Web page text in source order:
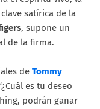
satírica de la
, supone un
de la firma.
de Tommy
es tu deseo
podrán ganar